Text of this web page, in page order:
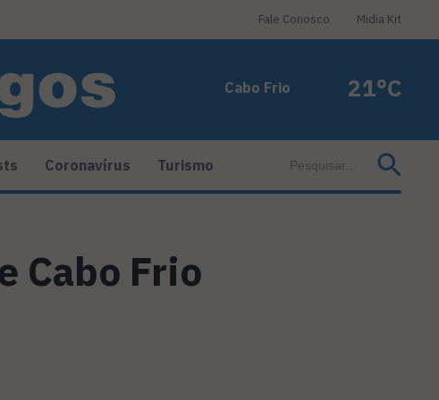
Fale Conosco Midia Kit
Cabo Frio 21°C
Coronavírus Turismo
Cabo Frio